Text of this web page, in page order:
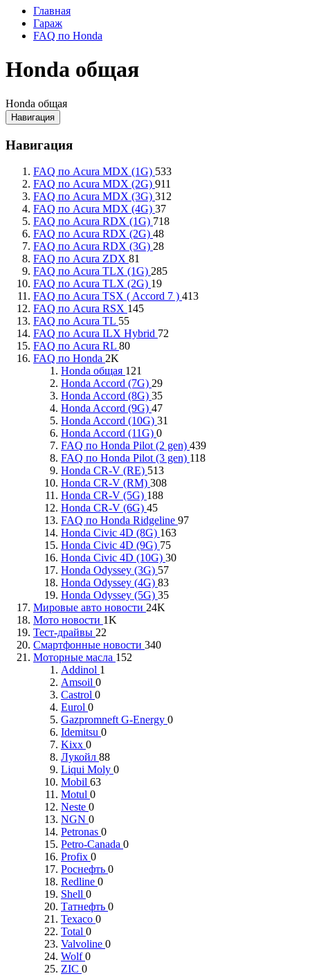
Главная
Гараж
FAQ по Honda
Honda общая
Honda общая
Навигация
Навигация
FAQ по Acura MDX (1G) 533
FAQ по Acura MDX (2G) 911
FAQ по Acura MDX (3G) 312
FAQ по Acura MDX (4G) 37
FAQ по Acura RDX (1G) 718
FAQ по Acura RDX (2G) 48
FAQ по Acura RDX (3G) 28
FAQ по Acura ZDX 81
FAQ по Acura TLX (1G) 285
FAQ по Acura TLX (2G) 19
FAQ по Acura TSX ( Accord 7 ) 413
FAQ по Acura RSX 145
FAQ по Acura TL 55
FAQ по Acura ILX Hybrid 72
FAQ по Acura RL 80
FAQ по Honda 2K
Honda общая 121
Honda Accord (7G) 29
Honda Accord (8G) 35
Honda Accord (9G) 47
Honda Accord (10G) 31
Honda Accord (11G) 0
FAQ по Honda Pilot (2 gen) 439
FAQ по Honda Pilot (3 gen) 118
Honda CR-V (RE) 513
Honda CR-V (RM) 308
Honda CR-V (5G) 188
Honda CR-V (6G) 45
FAQ по Honda Ridgeline 97
Honda Civic 4D (8G) 163
Honda Civic 4D (9G) 75
Honda Civic 4D (10G) 30
Honda Odyssey (3G) 57
Honda Odyssey (4G) 83
Honda Odyssey (5G) 35
Мировые авто новости 24K
Мото новости 1K
Тест-драйвы 22
Смартфонные новости 340
Моторные масла 152
Addinol 1
Amsoil 0
Castrol 0
Eurol 0
Gazpromneft G-Energy 0
Idemitsu 0
Kixx 0
Лукойл 88
Liqui Moly 0
Mobil 63
Motul 0
Neste 0
NGN 0
Petronas 0
Petro-Canada 0
Profix 0
Роснефть 0
Redline 0
Shell 0
Татнефть 0
Texaco 0
Total 0
Valvoline 0
Wolf0
ZIC 0